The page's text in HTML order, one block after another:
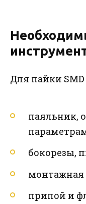
Для пайки
паяльник,
бокорезы,
монтажная
припой и